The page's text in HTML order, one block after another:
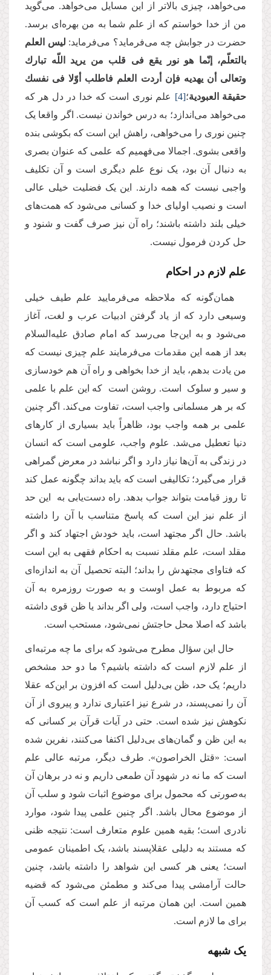
می‌خواهد، چیزی بالاتر از این مسایل می‌خواهد. می‌گوید
من از خدا خواستم که از علم شما به من بهره‌ای برسد.
حضرت در جوابش چه می‌فرماید؟ می‌فرماید: لیس‏ العلم‏
بالتعلّم‏، إنّما هو نور یقع فی قلب من یرید اللّه تبارك
وتعالى أن یهدیه فإن أردت العلم فاطلب أوّلا فی نفسك
حقیقة العبودیة؛[4] علم نوری است که خدا در دل هر که
می‌خواهد می‌اندازد؛ به درس خواندن نیست. اگر واقعا یک
چنین نوری را می‌خواهی، راهش این است که بکوشی بنده
واقعی بشوی. اجمالا می‌فهمیم که علمی که عنوان بصری
به دنبال آن بود، یک نوع علم دیگری است و آن تکلیف
واجبی نیست که همه دارند. این یک فضلیت خیلی عالی
است و نصیب اولیای خدا و کسانی می‌شود که همت‌های
خیلی بلند داشته باشند؛ راه آن نیز صرف گفت و شنود و
حل کردن فرمول نیست.
علم لازم در احکام
همان‌گونه که ملاحظه می‌فرمایید علم طیف خیلی
وسیعی دارد که از یاد گرفتن ادبیات عرب و لغت، آغاز
می‌شود و به این‌جا می‌رسد که امام صادق علیه‌السلام
بعد از همه این مقدمات می‌فرمایند علم چیزی نیست که
من یادت بدهم، باید از خدا بخواهی و راه آن هم خودسازی
و سیر و سلوک است. روشن است که این علم با علمی
که بر هر مسلمانی واجب است، تفاوت می‌کند. اگر چنین
علمی بر همه واجب بود، ظاهراً باید بسیاری از کارهای
دنیا تعطیل می‌شد. علوم واجب، علومی است که انسان
در زندگی به آن‌ها نیاز دارد و اگر نباشد در معرض گمراهی
قرار می‌گیرد؛ تکالیفی است که باید بداند چگونه عمل کند
تا روز قیامت بتواند جواب بدهد. راه دست‌یابی به این حد
از علم نیز این است که پاسخ متناسب با آن را داشته
باشد. حال اگر مجتهد است، باید خودش اجتهاد کند و اگر
مقلد است، علم مقلد نسبت به احکام فقهی به این است
که فتاوای مجتهدش را بداند؛ البته تحصیل آن به اندازه‌ای
که مربوط به عمل اوست و به صورت روزمره به آن
احتیاج دارد، واجب است، ولی اگر بداند یا ظن قوی داشته
باشد که اصلا محل حاجتش نمی‌شود، مستحب است.
حال این سؤال مطرح می‌شود که برای ما چه مرتبه‌ای
از علم لازم است که داشته باشیم؟ ما دو حد مشخص
داریم؛ یک حد، ظن بی‌دلیل است که افزون بر این‌که عقلا
آن را نمی‌پسند، در شرع نیز اعتباری ندارد و پیروی از آن
نکوهش نیز شده است. حتی در آیات قرآن بر کسانی که
به این ظن و گمان‌های بی‌دلیل اکتفا می‌کنند، نفرین شده
است: «قتل الخراصون». طرف دیگر، مرتبه عالی علم
است که ما نه در شهود آن طمعی داریم و نه در برهان آن
به‌صورتی که محمول برای موضوع اثبات شود و سلب آن
از موضوع محال باشد. اگر چنین علمی پیدا شود، موارد
نادری است؛ بقیه همین علوم متعارف است: نتیجه ظنی
که مستند به دلیلی عقلاپسند باشد، یک اطمینان عمومی
است؛ یعنی هر کسی این شواهد را داشته باشد، چنین
حالت آرامشی پیدا می‌کند و مطمئن می‌شود که قضیه
همین است. این همان مرتبه از علم است که كسب آن
برای ما لازم است.
یک شبهه